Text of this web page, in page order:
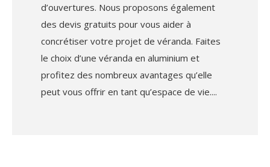
d’ouvertures. Nous proposons également
des devis gratuits pour vous aider à
concrétiser votre projet de véranda. Faites
le choix d’une véranda en aluminium et
profitez des nombreux avantages qu’elle
peut vous offrir en tant qu’espace de vie.